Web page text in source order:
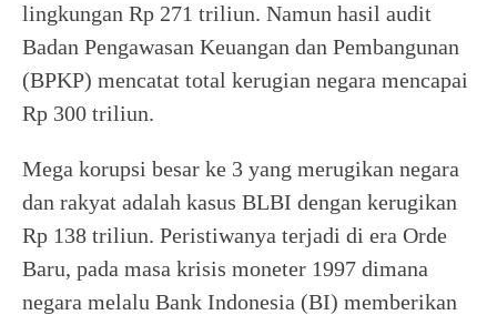
lingkungan Rp 271 triliun. Namun hasil audit
Badan Pengawasan Keuangan dan Pembangunan
(BPKP) mencatat total kerugian negara mencapai
Rp 300 triliun.
Mega korupsi besar ke 3 yang merugikan negara
dan rakyat adalah kasus BLBI dengan kerugikan
Rp 138 triliun. Peristiwanya terjadi di era Orde
Baru, pada masa krisis moneter 1997 dimana
negara melalu Bank Indonesia (BI) memberikan